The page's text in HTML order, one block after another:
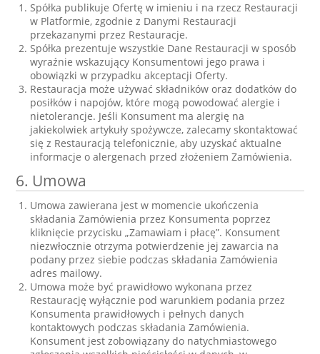
Spółka publikuje Ofertę w imieniu i na rzecz Restauracji
w Platformie, zgodnie z Danymi Restauracji
przekazanymi przez Restauracje.
Spółka prezentuje wszystkie Dane Restauracji w sposób
wyraźnie wskazujący Konsumentowi jego prawa i
obowiązki w przypadku akceptacji Oferty.
Restauracja może używać składników oraz dodatków do
posiłków i napojów, które mogą powodować alergie i
nietolerancje. Jeśli Konsument ma alergię na
jakiekolwiek artykuły spożywcze, zalecamy skontaktować
się z Restauracją telefonicznie, aby uzyskać aktualne
informacje o alergenach przed złożeniem Zamówienia.
6. Umowa
Umowa zawierana jest w momencie ukończenia
składania Zamówienia przez Konsumenta poprzez
kliknięcie przycisku „Zamawiam i płacę”. Konsument
niezwłocznie otrzyma potwierdzenie jej zawarcia na
podany przez siebie podczas składania Zamówienia
adres mailowy.
Umowa może być prawidłowo wykonana przez
Restaurację wyłącznie pod warunkiem podania przez
Konsumenta prawidłowych i pełnych danych
kontaktowych podczas składania Zamówienia.
Konsument jest zobowiązany do natychmiastowego